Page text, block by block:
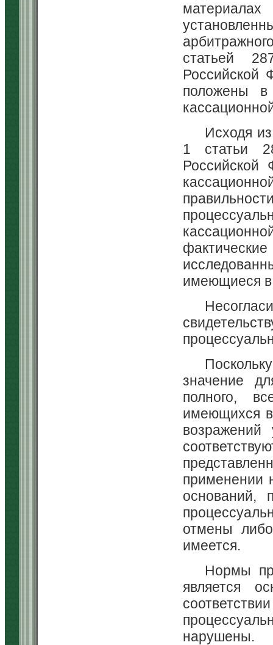
статьей
Российской
положены в
Исходя
1 статьи
Российской
имеющиеся в
значение
полного,
имеющихся в
применении
оснований,
отмены
имеется.
Нормы
является
нарушены.